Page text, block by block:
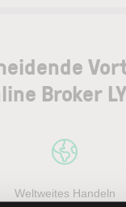
Broker
Weltweites Handeln